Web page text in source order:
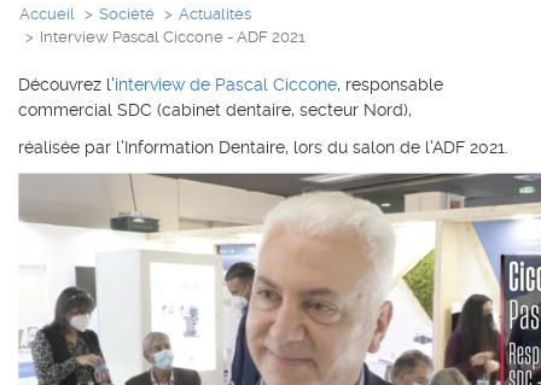
Accueil Société
Actualités
Interview Pascal Ciccone - ADF 2021
Découvrez l'interview de Pascal Ciccone, responsable
commercial SDC (cabinet dentaire, secteur Nord),
réalisée par l'Information Dentaire, lors du salon de l'ADF 2021.